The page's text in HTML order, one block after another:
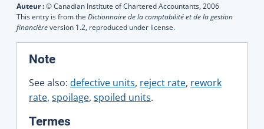
Auteur :© Canadian Institute of Chartered Accountants, 2006
This entry is from the Dictionnaire de la comptabilité et de la gestion
financièreversion 1.2, reproduced under license.
Note:
See also: defective units, reject rate, rework
rate, spoilage, spoiled units.
Termes